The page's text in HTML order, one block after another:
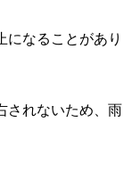
になることがあり
されないため、雨